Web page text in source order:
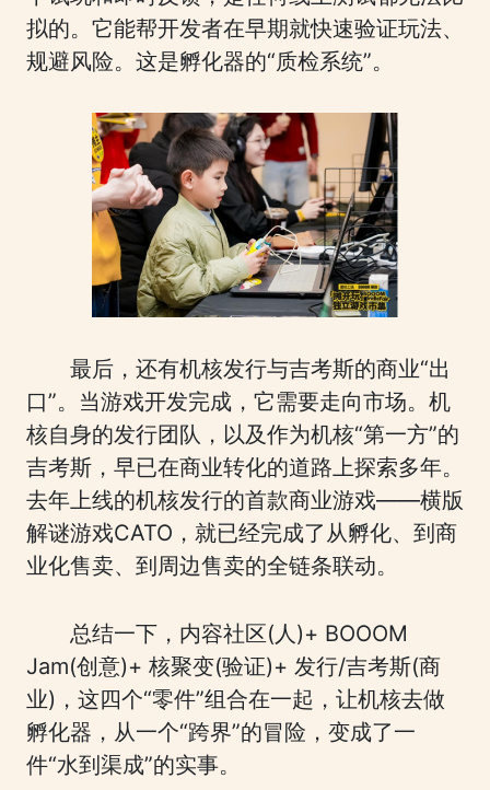
拟的。它能帮开发者在早期就快速验证玩法、
规避风险。这是孵化器的“质检系统”。
最后，还有机核发行与吉考斯的商业“出
口”。当游戏开发完成，它需要走向市场。机
核自身的发行团队，以及作为机核“第一方”的
吉考斯，早已在商业转化的道路上探索多年。
去年上线的机核发行的首款商业游戏——横版
解谜游戏CATO，就已经完成了从孵化、到商
业化售卖、到周边售卖的全链条联动。
总结一下，内容社区(人)+ BOOOM
Jam(创意)+ 核聚变(验证)+ 发行/吉考斯(商
业)，这四个“零件”组合在一起，让机核去做
孵化器，从一个“跨界”的冒险，变成了一
件“水到渠成”的实事。